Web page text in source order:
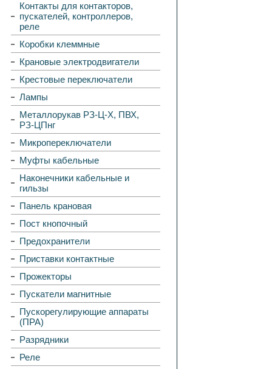
Контакты для контакторов,
пускателей, контроллеров,
реле
Коробки клеммные
Крановые электродвигатели
Крестовые переключатели
Лампы
Металлорукав РЗ-Ц-Х, ПВХ,
РЗ-ЦПнг
Микропереключатели
Муфты кабельные
Наконечники кабельные и
гильзы
Панель крановая
Пост кнопочный
Предохранители
Приставки контактные
Прожекторы
Пускатели магнитные
Пускорегулирующие аппараты
(ПРА)
Разрядники
Реле